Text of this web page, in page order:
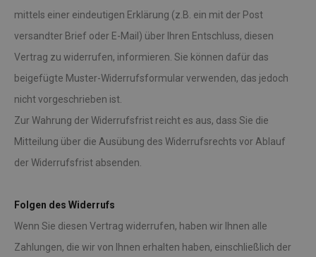
mittels einer eindeutigen Erklärung (z.B. ein mit der Post
versandter Brief oder E-Mail) über Ihren Entschluss, diesen
Vertrag zu widerrufen, informieren. Sie können dafür das
beigefügte Muster-Widerrufsformular verwenden, das jedoch
nicht vorgeschrieben ist.
Zur Wahrung der Widerrufsfrist reicht es aus, dass Sie die
Mitteilung über die Ausübung des Widerrufsrechts vor Ablauf
der Widerrufsfrist absenden.
Folgen des Widerrufs
Wenn Sie diesen Vertrag widerrufen, haben wir Ihnen alle
Zahlungen, die wir von Ihnen erhalten haben, einschließlich der